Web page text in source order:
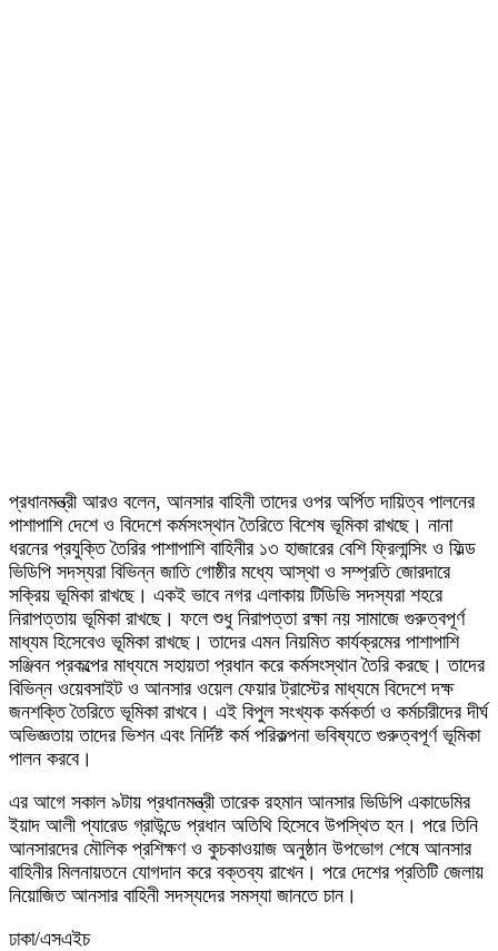
প্রধানমন্ত্রী আরও বলেন, আনসার বাহিনী তাদের ওপর অর্পিত দায়িত্ব পালনের
পাশাপাশি দেশে ও বিদেশে কর্মসংস্থান তৈরিতে বিশেষ ভূমিকা রাখছে। নানা
ধরনের প্রযুক্তি তৈরির পাশাপাশি বাহিনীর ১৩ হাজারের বেশি ফ্রিলান্সিং ও ফিল্ড
ভিডিপি সদস্যরা বিভিন্ন জাতি গোষ্ঠীর মধ্যে আস্থা ও সম্প্রতি জোরদারে
সক্রিয় ভূমিকা রাখছে। একই ভাবে নগর এলাকায় টিডিভি সদস্যরা শহরে
নিরাপত্তায় ভূমিকা রাখছে। ফলে শুধু নিরাপত্তা রক্ষা নয় সামাজে গুরুত্বপূর্ণ
মাধ্যম হিসেবেও ভূমিকা রাখছে। তাদের এমন নিয়মিত কার্যক্রমের পাশাপাশি
সঞ্জিবন প্রকল্পের মাধ্যমে সহায়তা প্রধান করে কর্মসংস্থান তৈরি করছে। তাদের
বিভিন্ন ওয়েবসাইট ও আনসার ওয়েল ফেয়ার ট্রাস্টের মাধ্যমে বিদেশে দক্ষ
জনশক্তি তৈরিতে ভূমিকা রাখবে। এই বিপুল সংখ্যক কর্মকর্তা ও কর্মচারীদের দীর্ঘ
অভিজ্ঞতায় তাদের ভিশন এবং নির্দিষ্ট কর্ম পরিকল্পনা ভবিষ্যতে গুরুত্বপূর্ণ ভূমিকা
পালন করবে।
এর আগে সকাল ৯টায় প্রধানমন্ত্রী তারেক রহমান আনসার ভিডিপি একাডেমির
ইয়াদ আলী প্যারেড গ্রাউন্ডে প্রধান অতিথি হিসেবে উপস্থিত হন। পরে তিনি
আনসারদের মৌলিক প্রশিক্ষণ ও কুচকাওয়াজ অনুষ্ঠান উপভোগ শেষে আনসার
বাহিনীর মিলনায়তনে যোগদান করে বক্তব্য রাখেন। পরে দেশের প্রতিটি জেলায়
নিয়োজিত আনসার বাহিনী সদস্যদের সমস্যা জানতে চান।
ঢাকা/এসএইচ